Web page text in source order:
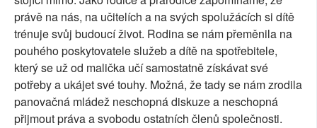
právě na nás, na učitelích a na svých spolužácích si dítě
trénuje svůj budoucí život. Rodina se nám přeměnila na
pouhého poskytovatele služeb a dítě na spotřebitele,
který se už od malička učí samostatně získávat své
potřeby a ukájet své touhy. Možná, že tady se nám zrodila
panovačná mládež neschopná diskuze a neschopná
přijmout práva a svobodu ostatních členů společnosti.